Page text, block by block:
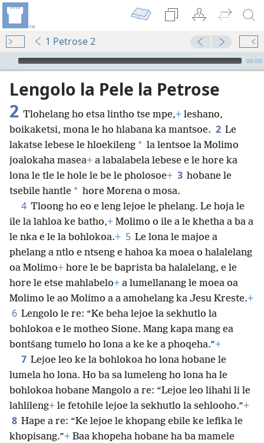
1 Petrose 2
Audio Player
00:00
Lengolo la Pele la Petrose
2 Tlohelang ho etsa lintho tse mpe,+ leshano,
boikaketsi, mona le ho hlabana ka mantsoe. 2 Le
lakatse lebese le hloekileng * la lentsoe la Molimo
joalokaha masea+ a labalabela lebese e le hore ka
lona le tle le hole le be le pholosoe+ 3 hobane le
tsebile hantle * hore Morena o mosa.
4 Tloong ho eo e leng lejoe le phelang. Le hoja le
ile la lahloa ke batho,+ Molimo o ile a le khetha a ba a
le nka e le la bohlokoa.+ 5 Le lona le majoe a
phelang a ntlo e ntseng e hahoa ka moea o halalelang
oa Molimo+ hore le be baprista ba halalelang, e le
hore le etse mahlabelo+ a lumellanang le moea oa
Molimo le ao Molimo a a amohelang ka Jesu Kreste.+
6 Lengolo le re: “Ke beha lejoe la sekhutlo la
bohlokoa e le motheo Sione. Mang kapa mang ea
bontšang tumelo ho lona a ke ke a phoqeha.”+
7 Lejoe leo ke la bohlokoa ho lona hobane le
lumela ho lona. Ho ba sa lumeleng ho lona ha le
bohlokoa hobane Mangolo a re: “Lejoe leo lihahi li le
lahlileng+ le fetohile lejoe la sekhutlo la sehlooho.”+
8 Hape a re: “Ke lejoe le khopang ebile ke lefika le
khopisang.”+ Baa khopeha hobane ha ba mamele